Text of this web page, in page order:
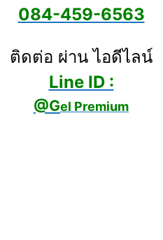
084-459-6563
ติดต่อ ผ่านไอดีไลน์
Line ID :
@Gel Premium